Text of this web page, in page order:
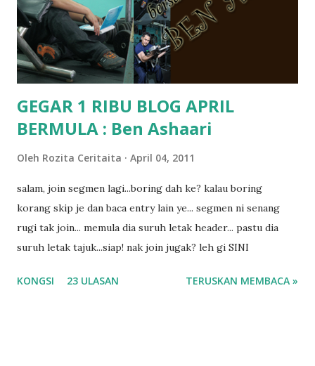
mungkin sebab abg long sendiri jenis budak yang ada
masalah dyslexia.. tapi minor la.. nanti la aku cerita pasal
dyslexia tu.. lepas tu kami buat keputusan pu...
GEGAR 1 RIBU BLOG APRIL
BERMULA : Ben Ashaari
Oleh Rozita Ceritaita April 04, 2011
salam, join segmen lagi...boring dah ke? kalau boring
korang skip je dan baca entry lain ye... segmen ni senang
rugi tak join... memula dia suruh letak header... pastu dia
suruh letak tajuk...siap! nak join jugak? leh gi SINI
KONGSI 23 ULASAN TERUSKAN MEMBACA »